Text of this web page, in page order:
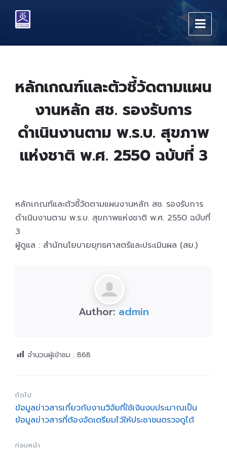
content
main
footer
หลักเกณฑ์และตัวชี้วัดตามแผน
งานหลัก สช. รองรับการ
ดำเนินงานตาม พ.ร.บ. สุขภาพ
แห่งชาติ พ.ศ. 2550 ฉบับที่ 3
หลักเกณฑ์และตัวชี้วัดตามแผนงานหลัก สช. รองรับการ
ดำเนินงานตาม พ.ร.บ. สุขภาพแห่งชาติ พ.ศ. 2550 ฉบับที่
3
ผู้ดูแล : สำนักนโยบายยุทธศาสตร์และประเมินผล (สย.)
Author: admin
จำนวนผู้เข้าชม : 868
ถัดไป
ข้อมูลข่าวสารเกี่ยวกับงานวิจัยที่ใช้เงินงบประมาณเป็น
ข้อมูลข่าวสารที่ต้องจัดเตรียมไว้ให้ประชาชนตรวจดูได้
ก่อนหน้า